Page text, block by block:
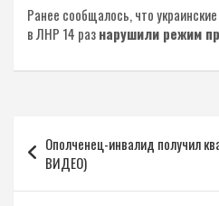
Ранее сообщалось, что
в ЛНР 14 разнарушили режим
по
записям
Ополченец-инвалид получил
ВИДЕО)